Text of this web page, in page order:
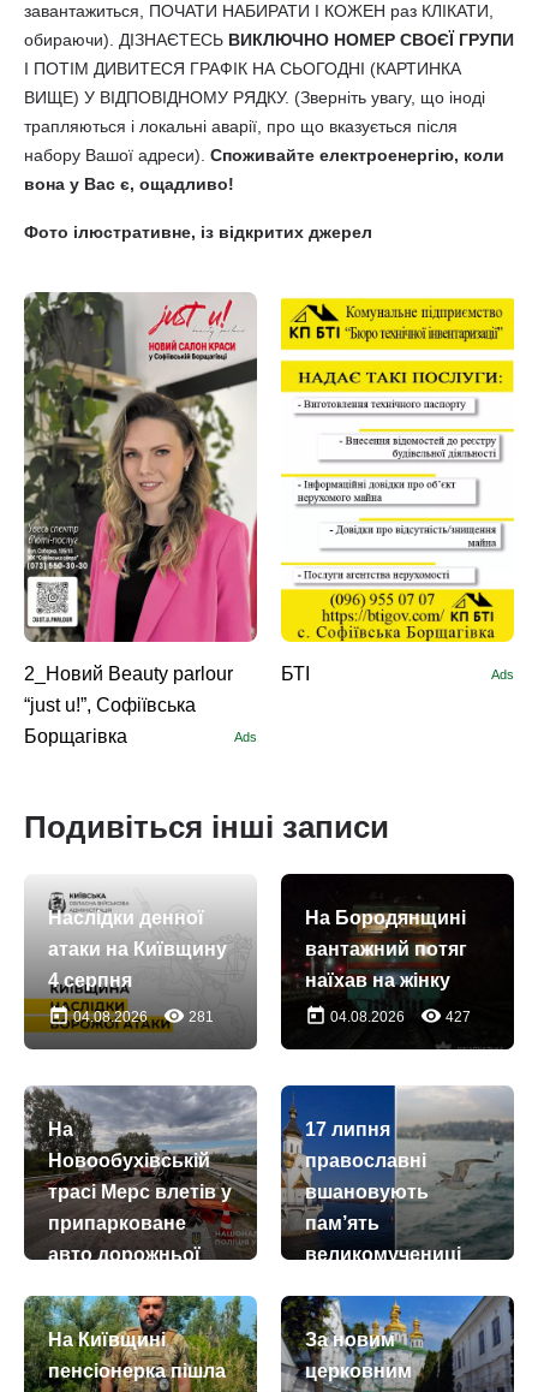
завантажиться, ПОЧАТИ НАБИРАТИ І КОЖЕН раз КЛІКАТИ,
обираючи). ДІЗНАЄТЕСЬ ВИКЛЮЧНО НОМЕР СВОЄЇ ГРУПИ
І ПОТІМ ДИВИТЕСЯ ГРАФІК НА СЬОГОДНІ (КАРТИНКА
ВИЩЕ) У ВІДПОВІДНОМУ РЯДКУ. (Зверніть увагу, що іноді
трапляються і локальні аварії, про що вказується після
набору Вашої адреси). Споживайте електроенергію, коли
вона у Вас є, ощадливо!
Фото ілюстративне, із відкритих джерел
2_Новий Beauty parlour
“just u!”, Софіївська
Борщагівка
Ads
БТІ Ads
Подивіться інші записи
Наслідки денної
атаки на Київщину
4 серпня
today04.08.2026 remove_red_eye 281
На Бородянщині
вантажний потяг
наїхав на жінку
today 04.08.2026 remove_red_eye 427
На
Новообухівській
трасі Мерс влетів у
припарковане
авто дорожньої
today07.07.2026 remove_red_eye269
17 липня
православні
вшановують
пам’ять
великомучениці
Антіохійської
today17.07.2026 remove_red_eye53
На Київщині
пенсіонерка пішла
За новим
церковним